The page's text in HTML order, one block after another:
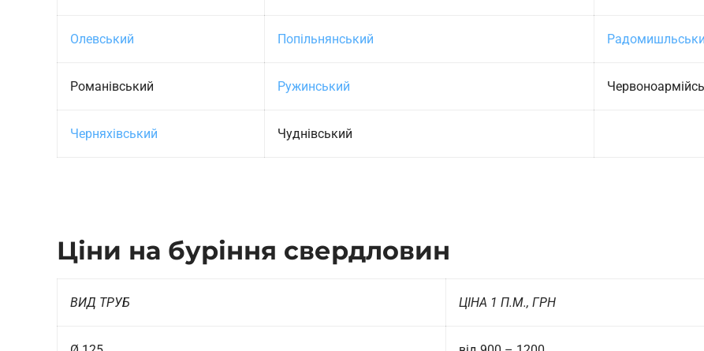
Олевський Попільнянський
Романівський Ружинський
Черняхівський Чуднівський
Ціни на буріння свердловин
ВИД ТРУБ ЦІНА 1 П.М., ГРН